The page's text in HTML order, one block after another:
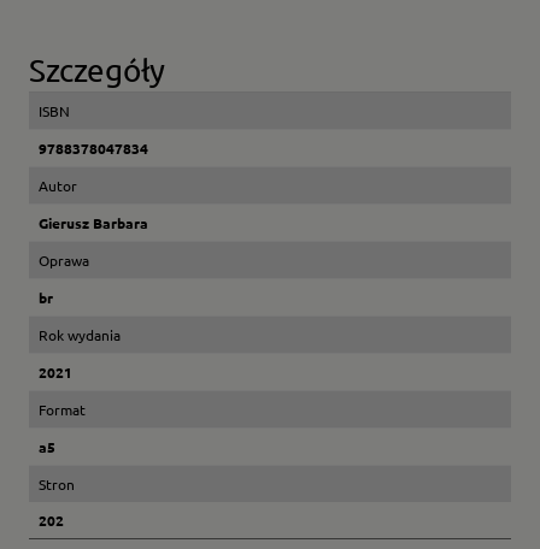
Szczegóły
ISBN
9788378047834
Autor
Gierusz Barbara
Oprawa
br
Rok wydania
2021
Format
a5
Stron
202